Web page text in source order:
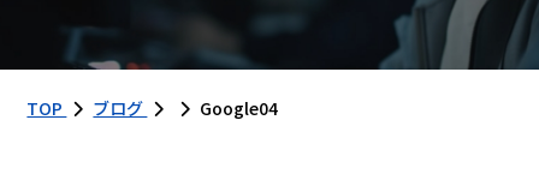
TOP ブログ Google04